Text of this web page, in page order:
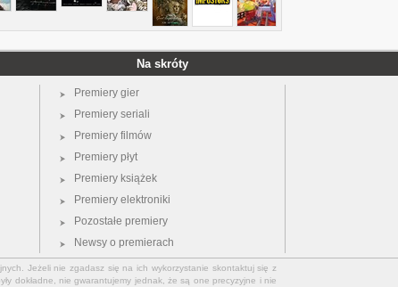
Na skróty
Premiery gier
Premiery seriali
Premiery filmów
Premiery płyt
Premiery książek
Premiery elektroniki
Pozostałe premiery
Newsy o premierach
Jeżeli nie zgadasz się na ich wykorzystanie skontaktuj się z
dokładne, nie gwarantujemy jednak, że są one precyzyjne i nie